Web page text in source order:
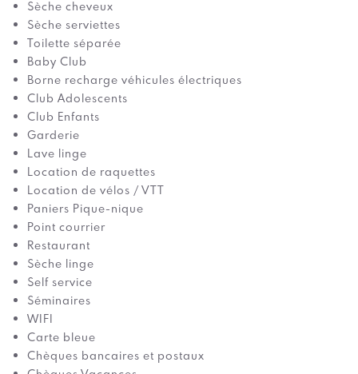
Sèche cheveux
Sèche serviettes
Toilette séparée
Baby Club
Borne recharge véhicules électriques
Club Adolescents
Club Enfants
Garderie
Lave linge
Location de raquettes
Location de vélos / VTT
Paniers Pique-nique
Point courrier
Restaurant
Sèche linge
Self service
Séminaires
WIFI
Carte bleue
Chèques bancaires et postaux